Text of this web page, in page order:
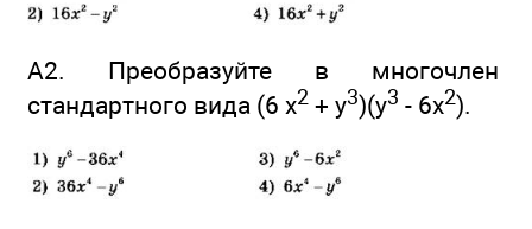
А2. Преобразуйте в многочлен
стандартного вида (6 х2 + у3)(у3 - 6х2).